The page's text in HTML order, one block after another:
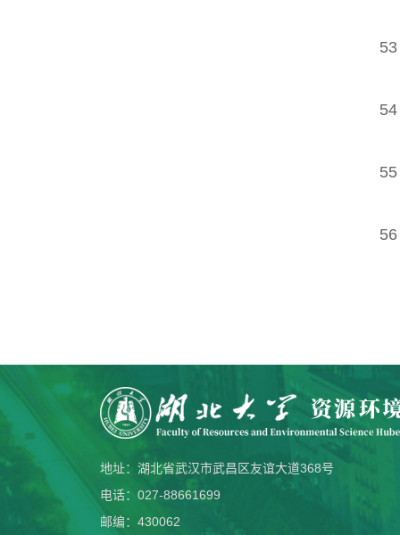
53
54
55
56
地址：湖北省武汉市武昌区友谊大道368号
电话：027-88661699
邮编：430062